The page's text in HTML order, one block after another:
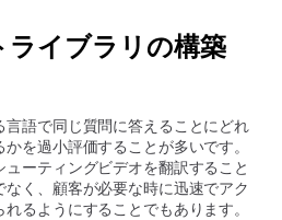
ライブラリの構築
語で同じ質問に答えることにどれ
を過小評価することが多いです。
ーティングビデオを翻訳すること
く、顧客が必要な時に迅速でアク
るようにすることでもあります。